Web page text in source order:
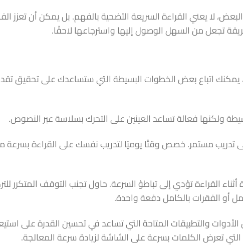
لا يعني القراءة السريعة التضحية بالفهم. بل يمكن أن تعزز
تجعل من السهل الوصول إليها واسترجاعها لاحقًا.
يمكنك اتباع بعض الخطوات البسيطة التي ستساعدك على تحقيق
إلى تدريب مستمر. خصص وقتًا يوميًا لتدريب نفسك على القراءة بسرعة
أثناء القراءة تؤدي إلى تباطؤ السرعة. حاول تجنب التوقف المتكرر
أو الفقرات بالكامل دفعة واحدة.
والتطبيقات المتاحة التي تساعد في تحسين القدرة على
تعرض الكلمات بسرعة على الشاشة لزيادة سرعة المعالجة.